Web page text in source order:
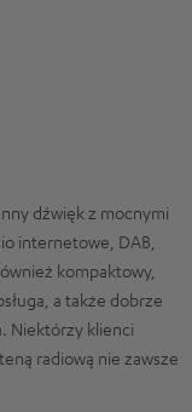
dźwięk z mocnymi
internetowe, DAB,
kompaktowy,
a także dobrze
Niektórzy klienci
radiową nie zawsze